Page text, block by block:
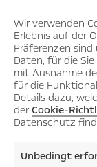
Wir verwenden
Erlebnis auf der
Präferenzen
Daten, für die
mit Ausnahme
für die
Details dazu,
der Cookie-
Datenschutz
Unbedingt
June
May
April
March
February
January
2025